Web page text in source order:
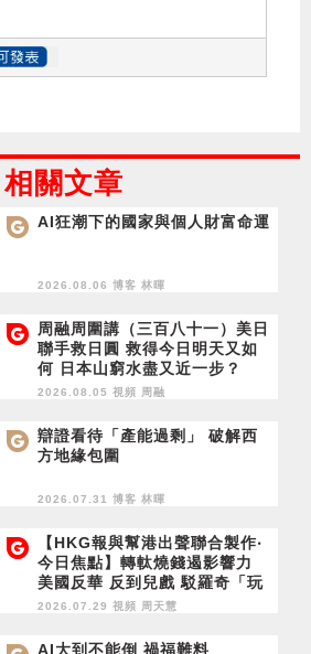
相關文章
AI狂潮下的國家與個人財富命運
2026.08.06 博客 林暉
周融周圍講（三百八十一）美日
聯手救日圓 救得今日明天又如
何 日本山窮水盡又近一步？
2026.08.05 視頻 周融
辯證看待「產能過剩」 破解西
方地緣包圍
2026.07.31 博客 林暉
【HKG報與幫港出聲聯合製作‧
今日焦點】轉軚燒錢遏影響力
美國反華 反到兒戲 駁羅奇「玩
完論」 香港唔靠中國 唔通靠美
2026.07.29 視頻 周天慧
AI大到不能倒 禍福難料